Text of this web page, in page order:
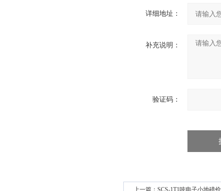
详细地址：
补充说明：
验证码：
上一篇： SCS-1T1吨电子小地磅